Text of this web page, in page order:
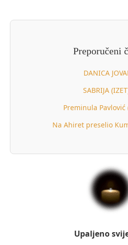
Preporučeni
DANICA
SABRIJA
Preminula Pavlović
Na Ahiret preselio
Upaljeno